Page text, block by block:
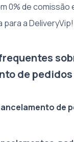
0% de comissão
para a DeliveryVip!
de
de